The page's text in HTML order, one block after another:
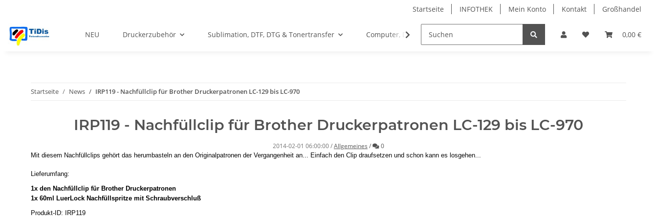
Startseite INFOTHEK Mein Konto Kontakt Großhandel
0,00 €
NEU Druckerzubehör Sublimation, DTF, DTG & Tonertransfer Computer, Drucker & Bürobedarf PVC Kartendrucker & Zubehör TiDis
Startseite News IRP119 - Nachfüllclip für Brother Druckerpatronen LC-129 bis LC-970
IRP119 - Nachfüllclip für Brother Druckerpatronen LC-129 bis LC-970
2014-02-01 06:00:00/Allgemeines / Kommentare
0
Mit diesem Nachfüllclips gehört das herumbasteln an den Originalpatronen der Vergangenheit an... Einfach den Clip draufsetzen und schon kann es losgehen...
Lieferumfang:
1x den Nachfüllclip für Brother Druckerpatronen
1x 60ml LuerLock Nachfüllspritze mit Schraubverschluß
Produkt-ID: IRP119